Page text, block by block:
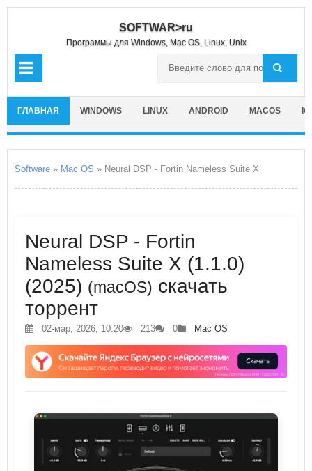
SOFTWAR>ru
Программы для Windows, Mac OS, Linux, Unix
ГЛАВНАЯ WINDOWS LINUX ANDROID MACOS
Software » Mac OS » Neural DSP - Fortin Nameless Suite X
Neural DSP - Fortin
Nameless Suite X (1.1.0)
(2025) (macOS) скачать
торрент
02-мар, 2026, 10:20 213 0 Mac OS